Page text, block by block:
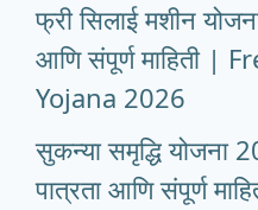
फ्री सिलाई मशीन
आणि संपूर्ण माहिती |
Yojana 2026
सुकन्या समृद्धि योजना
पात्रता आणि संपूर्ण